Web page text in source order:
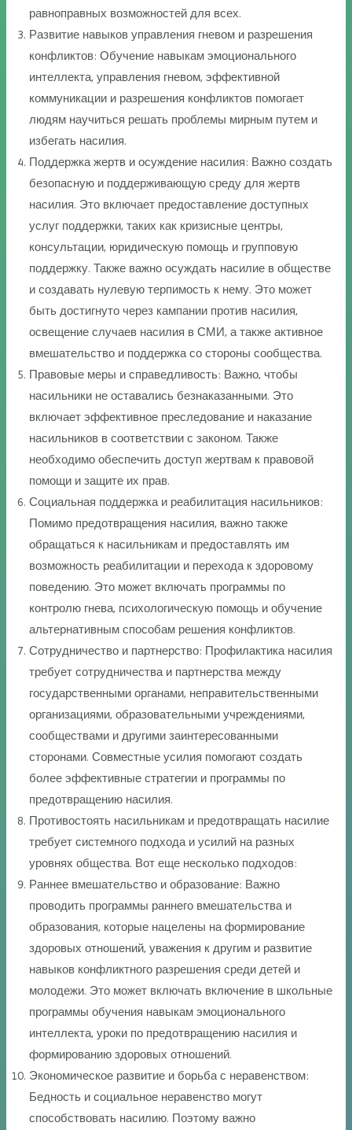
равноправных возможностей для всех.
Развитие навыков управления гневом и разрешения
конфликтов: Обучение навыкам эмоционального
интеллекта, управления гневом, эффективной
коммуникации и разрешения конфликтов помогает
людям научиться решать проблемы мирным путем и
избегать насилия.
Поддержка жертв и осуждение насилия: Важно создать
безопасную и поддерживающую среду для жертв
насилия. Это включает предоставление доступных
услуг поддержки, таких как кризисные центры,
консультации, юридическую помощь и групповую
поддержку. Также важно осуждать насилие в обществе
и создавать нулевую терпимость к нему. Это может
быть достигнуто через кампании против насилия,
освещение случаев насилия в СМИ, а также активное
вмешательство и поддержка со стороны сообщества.
Правовые меры и справедливость: Важно, чтобы
насильники не оставались безнаказанными. Это
включает эффективное преследование и наказание
насильников в соответствии с законом. Также
необходимо обеспечить доступ жертвам к правовой
помощи и защите их прав.
Социальная поддержка и реабилитация насильников:
Помимо предотвращения насилия, важно также
обращаться к насильникам и предоставлять им
возможность реабилитации и перехода к здоровому
поведению. Это может включать программы по
контролю гнева, психологическую помощь и обучение
альтернативным способам решения конфликтов.
Сотрудничество и партнерство: Профилактика насилия
требует сотрудничества и партнерства между
государственными органами, неправительственными
организациями, образовательными учреждениями,
сообществами и другими заинтересованными
сторонами. Совместные усилия помогают создать
более эффективные стратегии и программы по
предотвращению насилия.
Противостоять насильникам и предотвращать насилие
требует системного подхода и усилий на разных
уровнях общества. Вот еще несколько подходов:
Раннее вмешательство и образование: Важно
проводить программы раннего вмешательства и
образования, которые нацелены на формирование
здоровых отношений, уважения к другим и развитие
навыков конфликтного разрешения среди детей и
молодежи. Это может включать включение в школьные
программы обучения навыкам эмоционального
интеллекта, уроки по предотвращению насилия и
формированию здоровых отношений.
Экономическое развитие и борьба с неравенством:
Бедность и социальное неравенство могут
способствовать насилию. Поэтому важно